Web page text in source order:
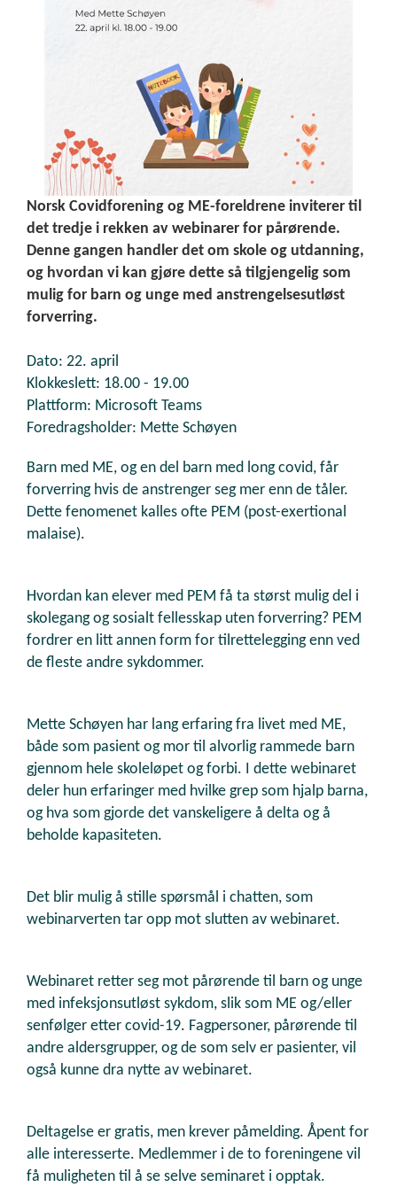
Norsk Covidforening og ME-foreldrene inviterer til
det tredje i rekken av webinarer for pårørende.
Denne gangen handler det om skole og utdanning,
og hvordan vi kan gjøre dette så tilgjengelig som
mulig for barn og unge med anstrengelsesutløst
forverring.
Dato: 22. april
Klokkeslett: 18.00 - 19.00
Plattform: Microsoft Teams
Foredragsholder: Mette Schøyen
Barn med ME, og en del barn med long covid, får
forverring hvis de anstrenger seg mer enn de tåler.
Dette fenomenet kalles ofte PEM (post-exertional
malaise).
Hvordan kan elever med PEM få ta størst mulig del i
skolegang og sosialt fellesskap uten forverring? PEM
fordrer en litt annen form for tilrettelegging enn ved
de fleste andre sykdommer.
Mette Schøyen har lang erfaring fra livet med ME,
både som pasient og mor til alvorlig rammede barn
gjennom hele skoleløpet og forbi. I dette webinaret
deler hun erfaringer med hvilke grep som hjalp barna,
og hva som gjorde det vanskeligere å delta og å
beholde kapasiteten.
Det blir mulig å stille spørsmål i chatten, som
webinarverten tar opp mot slutten av webinaret.
Webinaret retter seg mot pårørende til barn og unge
med infeksjonsutløst sykdom, slik som ME og/eller
senfølger etter covid-19. Fagpersoner, pårørende til
andre aldersgrupper, og de som selv er pasienter, vil
også kunne dra nytte av webinaret.
Deltagelse er gratis, men krever påmelding. Åpent for
alle interesserte. Medlemmer i de to foreningene vil
få muligheten til å se selve seminaret i opptak.